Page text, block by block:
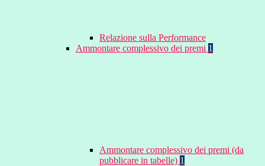
Relazione sulla Performance
Ammontare complessivo dei premi 1
Ammontare complessivo dei premi (da
pubblicare in tabelle) 1